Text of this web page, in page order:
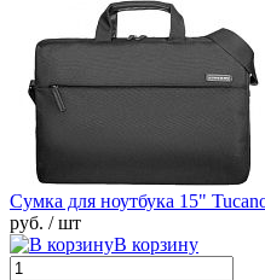
Сумка для ноутбука 15"
руб. / шт
В корзину